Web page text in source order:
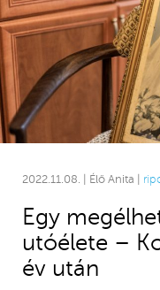
2022.11.08. | Élő Anita |
Egy
utóélete –
év után